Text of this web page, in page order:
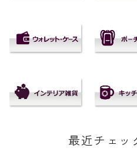
最近チェッ